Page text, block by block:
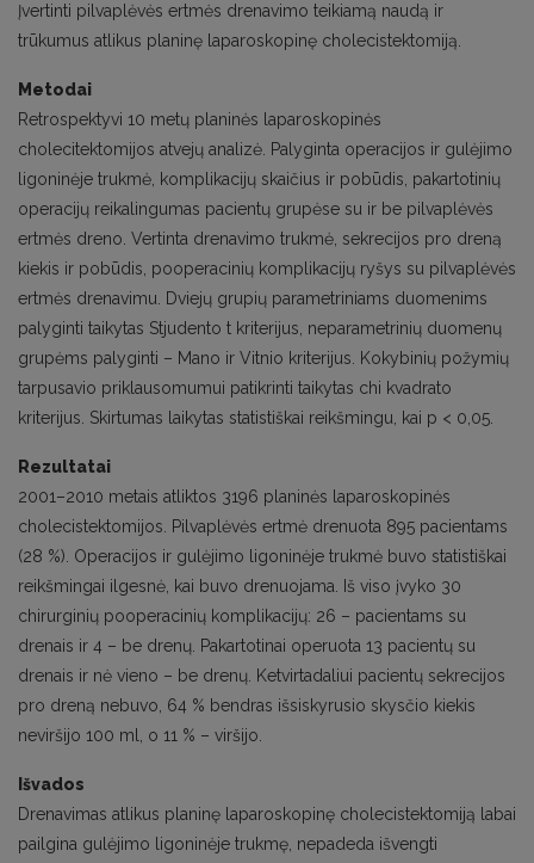
Įvertinti pilvaplėvės ertmės drenavimo teikiamą naudą ir
trūkumus atlikus planinę laparoskopinę cholecistektomiją.
Metodai
Retrospektyvi 10 metų planinės laparoskopinės
cholecitektomijos atvejų analizė. Palyginta operacijos ir gulėjimo
ligoninėje trukmė, komplikacijų skaičius ir pobūdis, pakartotinių
operacijų reikalingumas pacientų grupėse su ir be pilvaplėvės
ertmės dreno. Vertinta drenavimo trukmė, sekrecijos pro dreną
kiekis ir pobūdis, pooperacinių komplikacijų ryšys su pilvaplėvės
ertmės drenavimu. Dviejų grupių parametriniams duomenims
palyginti taikytas Stjudento t kriterijus, neparametrinių duomenų
grupėms palyginti – Mano ir Vitnio kriterijus. Kokybinių požymių
tarpusavio priklausomumui patikrinti taikytas chi kvadrato
kriterijus. Skirtumas laikytas statistiškai reikšmingu, kai p < 0,05.
Rezultatai
2001–2010 metais atliktos 3196 planinės laparoskopinės
cholecistektomijos. Pilvaplėvės ertmė drenuota 895 pacientams
(28 %). Operacijos ir gulėjimo ligoninėje trukmė buvo statistiškai
reikšmingai ilgesnė, kai buvo drenuojama. Iš viso įvyko 30
chirurginių pooperacinių komplikacijų: 26 – pacientams su
drenais ir 4 – be drenų. Pakartotinai operuota 13 pacientų su
drenais ir nė vieno – be drenų. Ketvirtadaliui pacientų sekrecijos
pro dreną nebuvo, 64 % bendras išsiskyrusio skysčio kiekis
neviršijo 100 ml, o 11 % – viršijo.
Išvados
Drenavimas atlikus planinę laparoskopinę cholecistektomiją labai
pailgina gulėjimo ligoninėje trukmę, nepadeda išvengti